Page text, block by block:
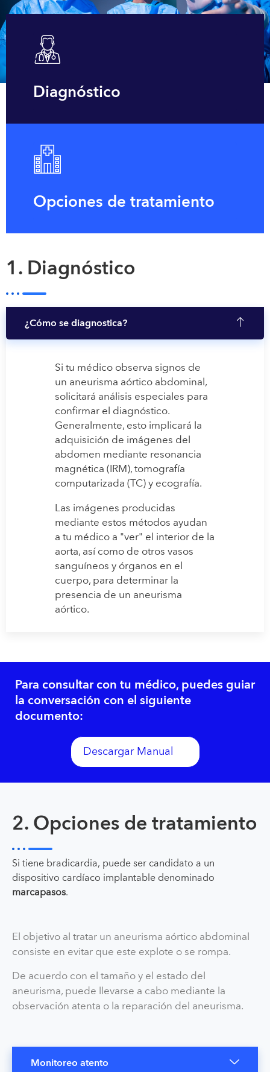
Diagnóstico
Opciones de tratamiento
1. Diagnóstico
¿Cómo se diagnostica?
Si tu médico observa signos de
un aneurisma aórtico abdominal,
solicitará análisis especiales para
confirmar el diagnóstico.
Generalmente, esto implicará la
adquisición de imágenes del
abdomen mediante resonancia
magnética (IRM), tomografía
computarizada (TC) y ecografía.
Las imágenes producidas
mediante estos métodos ayudan
a tu médico a "ver" el interior de la
aorta, así como de otros vasos
sanguíneos y órganos en el
cuerpo, para determinar la
presencia de un aneurisma
aórtico.
Para consultar con tu médico, puedes guiar
la conversación con el siguiente
documento:
Descargar Manual
2. Opciones de tratamiento
Si tiene bradicardia, puede ser candidato a un
dispositivo cardíaco implantable denominado
marcapasos.
El objetivo al tratar un aneurisma aórtico abdominal
consiste en evitar que este explote o se rompa.
De acuerdo con el tamaño y el estado del
aneurisma, puede llevarse a cabo mediante la
observación atenta o la reparación del aneurisma.
Monitoreo atento